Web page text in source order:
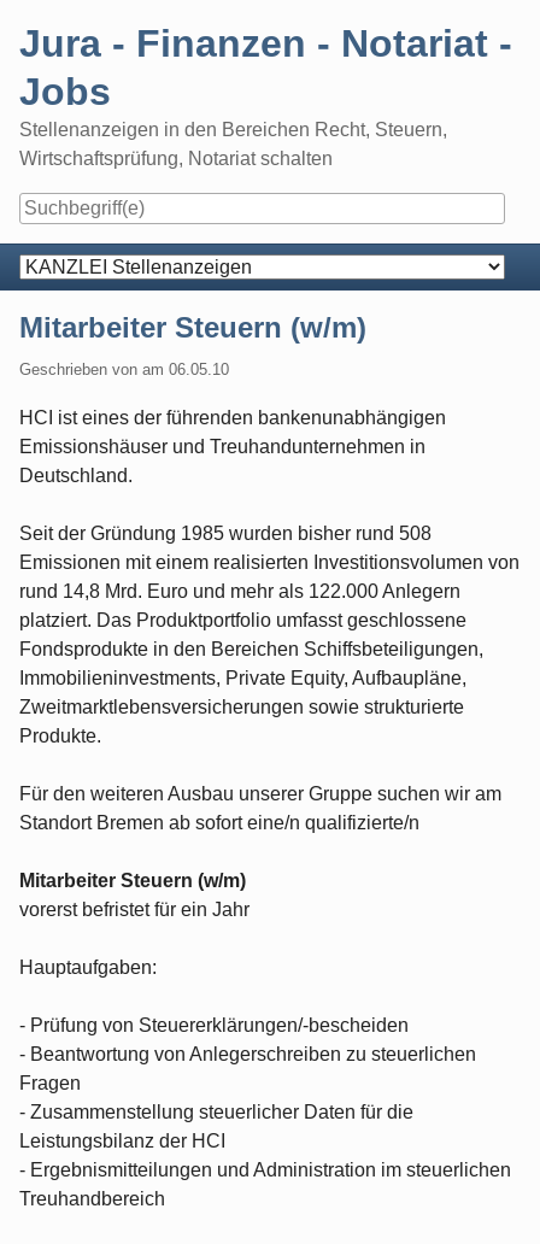
Jura - Finanzen - Notariat -
Jobs
Stellenanzeigen in den Bereichen Recht, Steuern,
Wirtschaftsprüfung, Notariat schalten
Navigation
Mitarbeiter Steuern (w/m)
Geschrieben von am 06.05.10
HCI ist eines der führenden bankenunabhängigen
Emissionshäuser und Treuhandunternehmen in
Deutschland.
Seit der Gründung 1985 wurden bisher rund 508
Emissionen mit einem realisierten Investitionsvolumen von
rund 14,8 Mrd. Euro und mehr als 122.000 Anlegern
platziert. Das Produktportfolio umfasst geschlossene
Fondsprodukte in den Bereichen Schiffsbeteiligungen,
Immobilieninvestments, Private Equity, Aufbaupläne,
Zweitmarktlebensversicherungen sowie strukturierte
Produkte.
Für den weiteren Ausbau unserer Gruppe suchen wir am
Standort Bremen ab sofort eine/n qualifizierte/n
Mitarbeiter Steuern (w/m)
vorerst befristet für ein Jahr
Hauptaufgaben:
- Prüfung von Steuererklärungen/-bescheiden
- Beantwortung von Anlegerschreiben zu steuerlichen
Fragen
- Zusammenstellung steuerlicher Daten für die
Leistungsbilanz der HCI
- Ergebnismitteilungen und Administration im steuerlichen
Treuhandbereich